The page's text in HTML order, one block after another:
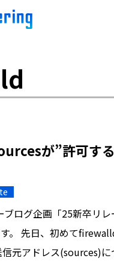
が”許可す
ログ企画「25新卒リ
。 先日、初めて
元アドレス(sources)